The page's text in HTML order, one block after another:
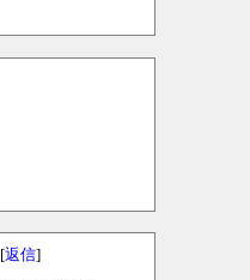
[返信]